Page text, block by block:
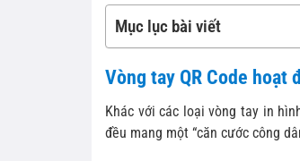
Mục lục bài viết
Vòng tay QR Code hoạt
Khác với các loại vòng tay in
đều mang một “căn cước công